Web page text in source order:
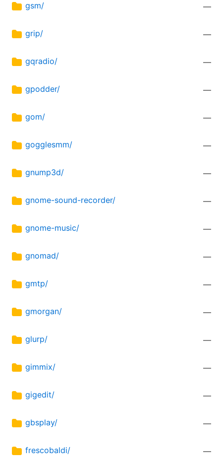
gsm/ —
grip/ —
gqradio/ —
gpodder/ —
gom/ —
gogglesmm/ —
gnump3d/ —
gnome-sound-recorder/ —
gnome-music/ —
gnomad/ —
gmtp/ —
gmorgan/ —
glurp/ —
gimmix/ —
gigedit/ —
gbsplay/ —
frescobaldi/ —